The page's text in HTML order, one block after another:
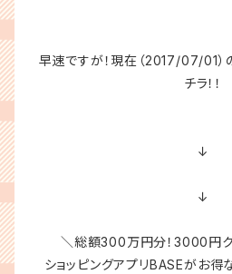
早速ですが！現在（2017/07/01
チラ！！
↓
↓
＼総額300万円分！3000円
ショッピングアプリBASEがお得